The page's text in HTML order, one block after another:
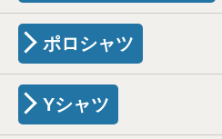
ポロシャツ
Yシャツ